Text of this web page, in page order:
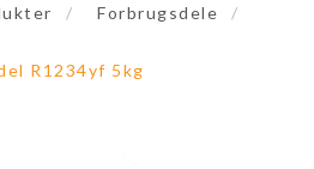
/ Forbrugsdele /
R1234yf 5kg